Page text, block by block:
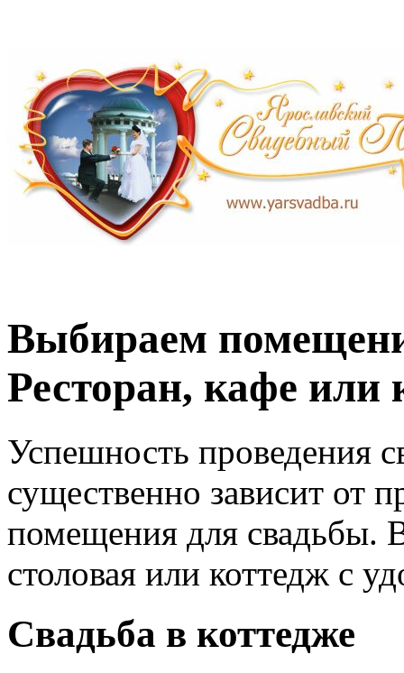
Выбираем
Ресторан, кафе или
Успешность проведения
существенно зависит от
помещения для свадьбы.
столовая или коттедж с
Свадьба в коттедже